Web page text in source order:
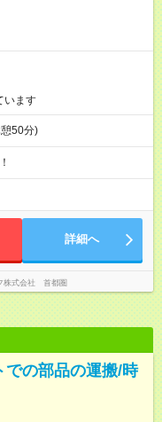
います
50分)
詳細へ
株式会社 首都圏
での部品の運搬/時